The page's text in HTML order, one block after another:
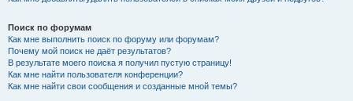
Поиск по форумам
Как мне выполнить поиск по форуму или форумам?
Почему мой поиск не даёт результатов?
В результате моего поиска я получил пустую страницу!
Как мне найти пользователя конференции?
Как мне найти свои сообщения и созданные мной темы?